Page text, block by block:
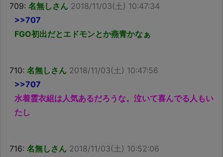
709: 名無しさん 2018/11/03(土) 10:47:34
>>707
FGO初出だとエドモンとか燕青かなぁ
710: 名無しさん 2018/11/03(土) 10:47:56
>>707
水着霊衣組は人気あるだろうな。泣いて喜んでる人もい
たし
716: 名無しさん 2018/11/03(土) 10:52:06